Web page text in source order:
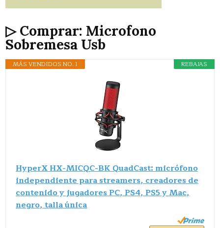
▷ Comprar: Microfono
Sobremesa Usb
REBAJAS
MÁS VENDIDOS NO. 1
HyperX HX-MICQC-BK QuadCast: micrófono
independiente para streamers, creadores de
contenido y jugadores PC, PS4, PS5 y Mac,
negro, talla única